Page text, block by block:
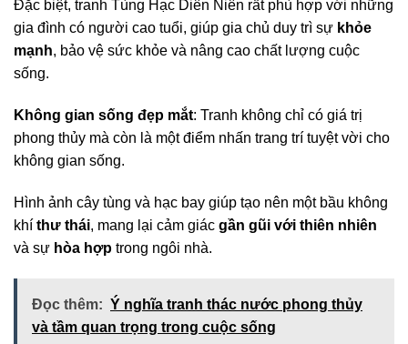
Đặc biệt, tranh Tùng Hạc Diên Niên rất phù hợp với những
gia đình có người cao tuổi, giúp gia chủ duy trì sự khỏe
mạnh, bảo vệ sức khỏe và nâng cao chất lượng cuộc
sống.
Không gian sống đẹp mắt: Tranh không chỉ có giá trị
phong thủy mà còn là một điểm nhấn trang trí tuyệt vời cho
không gian sống.
Hình ảnh cây tùng và hạc bay giúp tạo nên một bầu không
khí thư thái, mang lại cảm giác gần gũi với thiên nhiên
và sự hòa hợp trong ngôi nhà.
Đọc thêm: Ý nghĩa tranh thác nước phong thủy
và tầm quan trọng trong cuộc sống